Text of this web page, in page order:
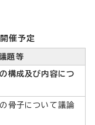
催予定
題等
構成及び内容につ
骨子について議論